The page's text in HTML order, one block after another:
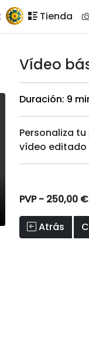
Tienda
Vídeo
Duración: 9
Personaliza
vídeo editado
PVP - 250,00 €
Atrás